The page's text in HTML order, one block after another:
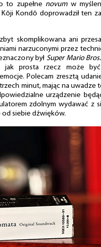
to zupełne novumw
Kondō doprowadził ten
skomplikowana ani
narzuconymi przez
był Super Mario Bros.
jak prosta rzecz może
Polecam zresztą
minut, mając na uwadze
urządzenie
zdolnym wydawać z
siebie dźwięków.